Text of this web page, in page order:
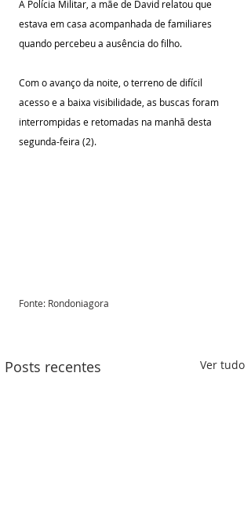
À Polícia Militar, a mãe de David relatou que
estava em casa acompanhada de familiares
quando percebeu a ausência do filho.
Com o avanço da noite, o terreno de difícil
acesso e a baixa visibilidade, as buscas foram
interrompidas e retomadas na manhã desta
segunda-feira (2).
Fonte: Rondoniagora
Posts recentes Ver tudo